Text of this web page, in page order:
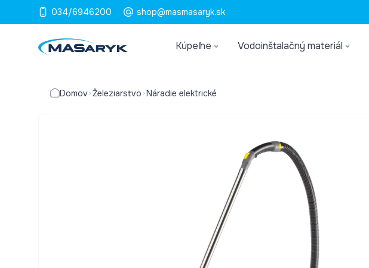
034/6946200 shop@masmasaryk.sk
Kúpeľne Vodoinštalačný materiál
Domov Železiarstvo Náradie elektrické